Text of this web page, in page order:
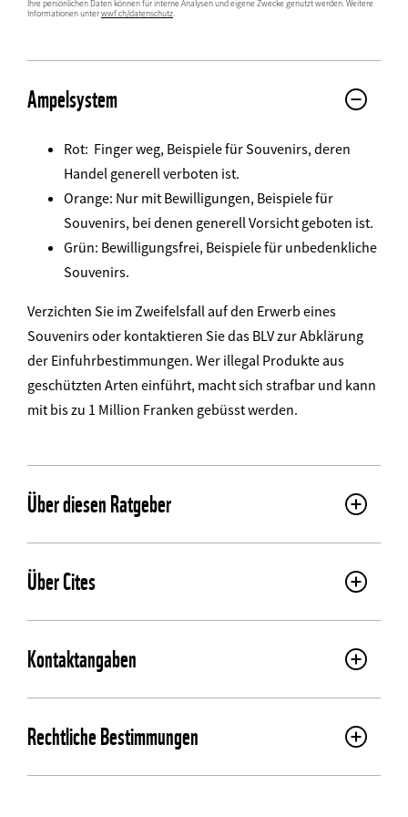
Ihre persönlichen Daten können für interne Analysen und eigene Zwecke genutzt werden. Weitere
Informationen unterwwf.ch/datenschutz.
Ampelsystem
Rot: Finger weg, Beispiele für Souvenirs, deren
Handel generell verboten ist.
Orange: Nur mit Bewilligungen, Beispiele für
Souvenirs, bei denen generell Vorsicht geboten ist.
Grün: Bewilligungsfrei, Beispiele für unbedenkliche
Souvenirs.
Verzichten Sie im Zweifelsfall auf den Erwerb eines
Souvenirs oder kontaktieren Sie das BLV zur Abklärung
der Einfuhrbestimmungen. Wer illegal Produkte aus
geschützten Arten einführt, macht sich strafbar und kann
mit bis zu 1 Million Franken gebüsst werden.
Über diesen Ratgeber
Über Cites
Kontaktangaben
Rechtliche Bestimmungen